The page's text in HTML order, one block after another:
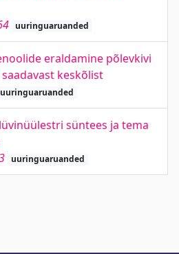
uuringuaruanded
eraldamine põlevkivi
keskõlist
uuringuaruanded
süntees ja tema
uuringuaruanded